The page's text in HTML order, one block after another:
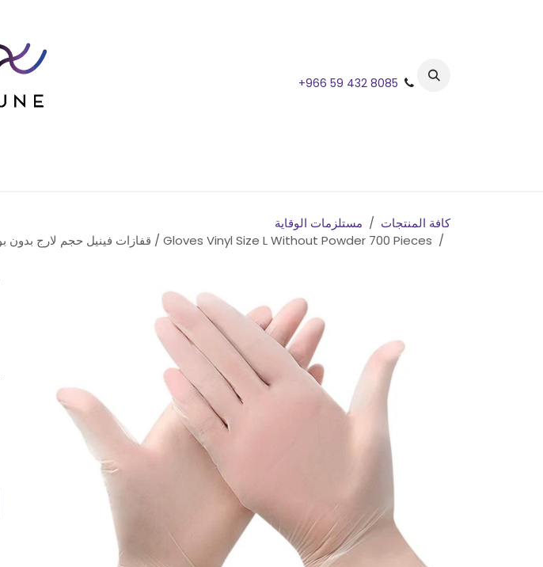
+966 59 432 8085
كافة المنتجات
مستلزمات الوقاية
Gloves Vinyl Size L Without Powder 700 Pieces / قفازات فينيل حجم لارج بدون بودره كرتون 700 حبة